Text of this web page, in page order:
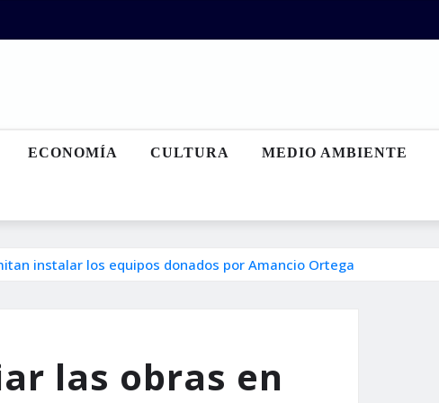
ECONOMÍA CULTURA MEDIO AMBIENTE
instalar los equipos donados por Amancio Ortega
las obras en